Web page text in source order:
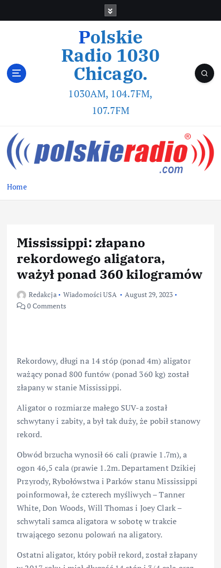
Polskie
Radio 1030
Chicago.
1030AM, 104.7FM,
107.7FM
Home
Mississippi: złapano
rekordowego aligatora,
ważył ponad 360 kilogramów
Redakcja Wiadomości USA
August 29, 2023
0 Comments
Rekordowy, długi na 14 stóp (ponad 4m) aligator
ważący ponad 800 funtów (ponad 360 kg) został
złapany w stanie Mississippi.
Aligator o rozmiarze małego SUV-a został
schwytany i zabity, a był tak duży, że pobił stanowy
rekord.
Obwód brzucha wynosił 66 cali (prawie 1.7m), a
ogon 46,5 cala (prawie 1.2m. Departament Dzikiej
Przyrody, Rybołówstwa i Parków stanu Mississippi
poinformował, że czterech myśliwych – Tanner
White, Don Woods, Will Thomas i Joey Clark –
schwytali samca aligatora w sobotę w trakcie
trwającego sezonu polowań na aligatory.
Ostatni aligator, który pobił rekord, został złapany